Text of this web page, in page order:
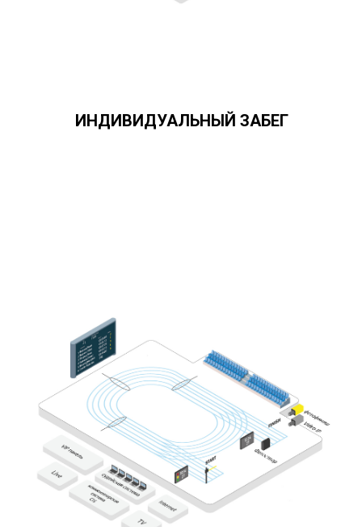
ИНДИВИДУАЛЬНЫЙ ЗАБЕГ